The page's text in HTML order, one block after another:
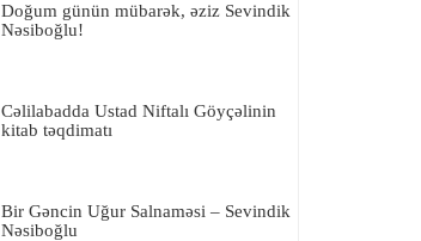
Doğum günün mübarək, əziz Sevindik
Nəsiboğlu!
Cəlilabadda Ustad Niftalı Göyçəlinin
kitab təqdimatı
Bir Gəncin Uğur Salnaməsi – Sevindik
Nəsiboğlu